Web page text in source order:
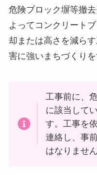
危険ブロック塀等撤
よってコンクリート
却または高さを減ら
害に強いまちづくり
工事前に、
に該当して
す。工事を
連絡し、事
はなりません